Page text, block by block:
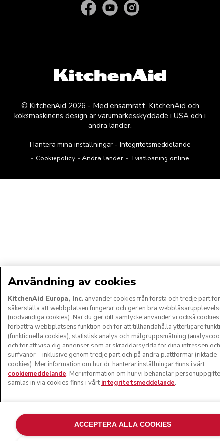
© KitchenAid 2026 - Med ensamrätt. KitchenAid och
köksmaskinens design är varumärkesskyddade i USA och i
andra länder.
Hantera mina inställningar
Integritetsmeddelande
Cookiepolicy
Andra länder Tvistlösning online
Användning av cookies
KitchenAid Europa, Inc. använder cookies från första och tredje part
säkerställa att webbplatsen fungerar och ger en bra
(nödvändiga cookies). När du ger ditt samtycke använder vi också
förbättra webbplatsens funktion och för att tillhandahålla ytterligare
(funktionella cookies), statistisk analys och målgruppsmätning
och för att visa dig annonser som är skräddarsydda för dina intressen och
surfvanor – inklusive genom tredje part och på andra plattformar (riktade
cookies). Mer information om hur du hanterar inställningar finns i vårt
cookiemeddelande. Mer information om hur vi behandlar
samlas in via cookies finns i vårt integritetsmeddelande.
ACCEPTERA ALLA COOKIES